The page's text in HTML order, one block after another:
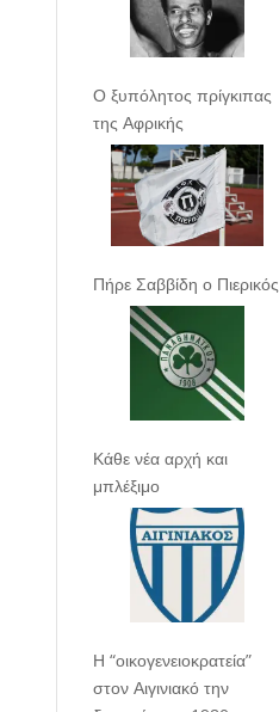
Ο ξυπόλητος πρίγκιπας
της Αφρικής
Πήρε Σαββίδη ο Πιερικός
Κάθε νέα αρχή και
μπλέξιμο
Η “οικογενειοκρατεία”
στον Αιγινιακό την